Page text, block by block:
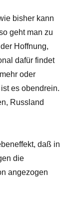
bisher kann
geht man zu
Hoffnung,
dafür findet
oder
es obendrein.
Russland
daß in
die
angezogen